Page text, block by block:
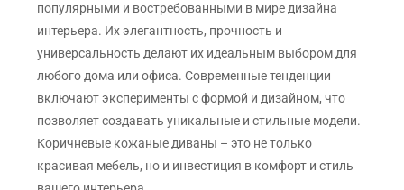
популярными и востребованными в мире дизайна
интерьера. Их элегантность, прочность и
универсальность делают их идеальным выбором для
любого дома или офиса. Современные тенденции
включают эксперименты с формой и дизайном, что
позволяет создавать уникальные и стильные модели.
Коричневые кожаные диваны – это не только
красивая мебель, но и инвестиция в комфорт и стиль